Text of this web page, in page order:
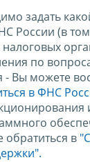
задать
России (в
по
Вы можете
в ФНС
в